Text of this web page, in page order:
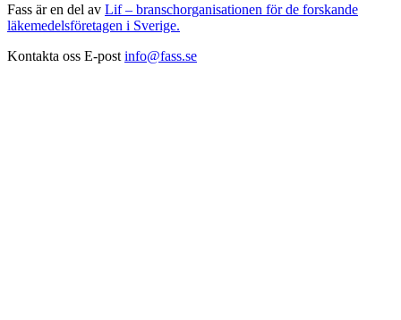
Fass är en del av Lif – branschorganisationen för de forskande
läkemedelsföretagen i Sverige.
Kontakta oss E-post info@fass.se